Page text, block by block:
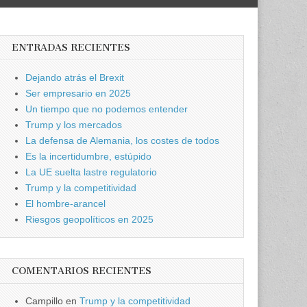
ENTRADAS RECIENTES
Dejando atrás el Brexit
Ser empresario en 2025
Un tiempo que no podemos entender
Trump y los mercados
La defensa de Alemania, los costes de todos
Es la incertidumbre, estúpido
La UE suelta lastre regulatorio
Trump y la competitividad
El hombre-arancel
Riesgos geopolíticos en 2025
COMENTARIOS RECIENTES
Campillo enTrump y la competitividad